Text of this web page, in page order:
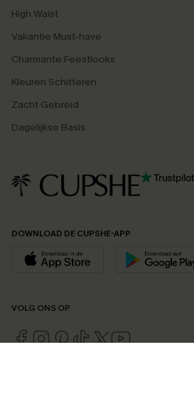
High Waist
Vakantie Must-have
Charmante Feestlooks
Kleuren Schitteren
Zacht Gebreid
Dagelijkse Basis
DOWNLOAD DE CUPSHE-APP
VOLG ONS OP